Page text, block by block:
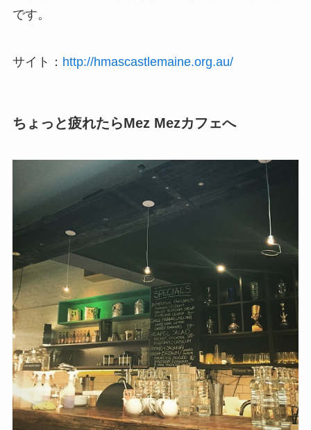
です。
サイト： http://hmascastlemaine.org.au/
ちょっと疲れたらMez Mezカフェへ